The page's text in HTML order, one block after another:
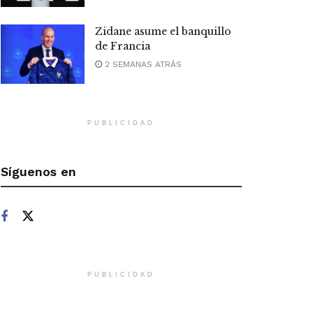
Zidane asume el banquillo
de Francia
2 SEMANAS ATRÁS
PUBLICIDAD
Síguenos en
PUBLICIDAD